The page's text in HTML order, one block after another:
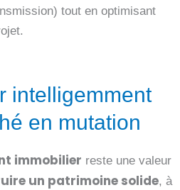
tout en optimisant
intelligemment
en mutation
immobilier reste une valeur
un patrimoine solide, à